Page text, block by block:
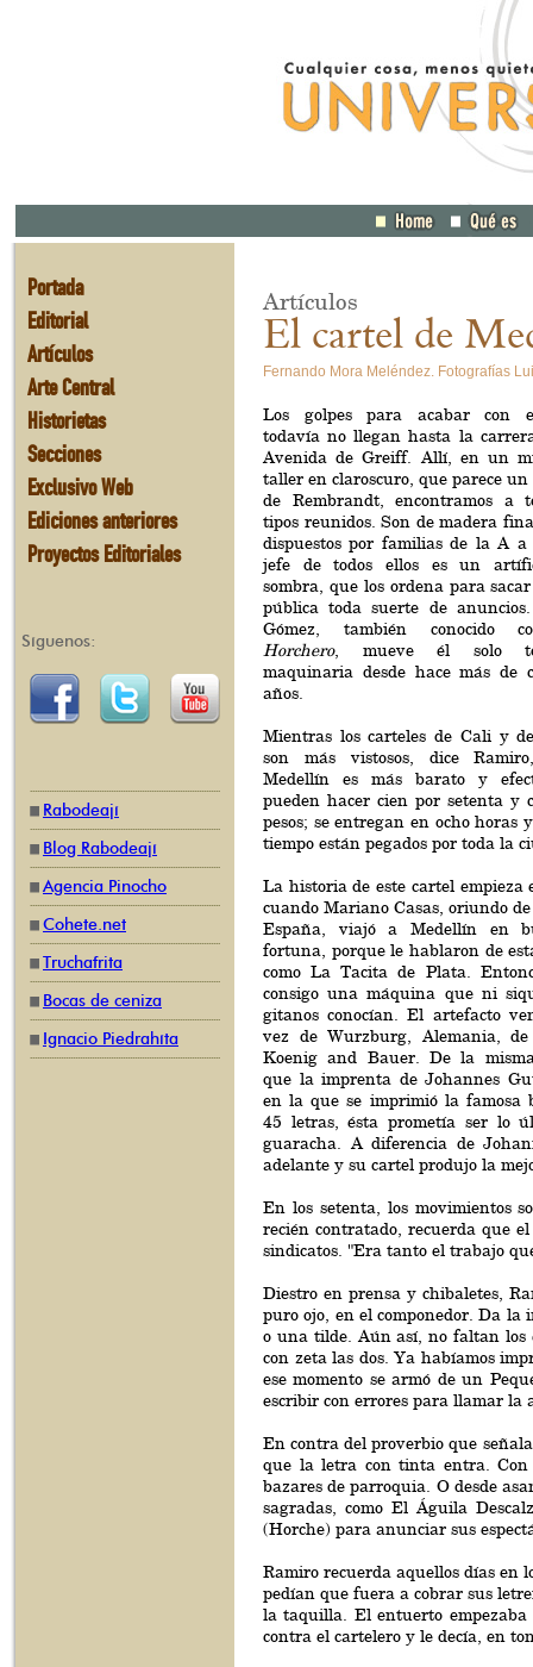
Portada
Editorial
Artículos
Arte Central
Historietas
Secciones
Exclusivo Web
Ediciones anteriores
Proyectos Editoriales
Síguenos:
Rabodeají
Blog Rabodeají
Agencia Pinocho
Cohete.net
Truchafrita
Bocas de ceniza
Ignacio Piedrahíta
Artículos
El cartel de
Fernando Mora Meléndez. Fotografías
Los golpes para acabar con
todavía no llegan hasta la
Avenida de Greiff. Allí, en un
taller en claroscuro, que parece un
de Rembrandt, encontramos a
tipos reunidos. Son de madera
dispuestos por familias de la A
jefe de todos ellos es un
sombra, que los ordena para
pública toda suerte de
Gómez, también conocido
Horchero, mueve él solo
maquinaria desde hace más de
años.
Mientras los carteles de Cali y
son más vistosos, dice
Medellín es más barato y
pueden hacer cien por setenta y
pesos; se entregan en ocho horas
tiempo están pegados por toda la
La historia de este cartel empieza
cuando Mariano Casas, oriundo
España, viajó a Medellín en
fortuna, porque le hablaron de
como La Tacita de Plata.
consigo una máquina que ni
gitanos conocían. El artefacto
vez de Wurzburg, Alemania,
Koenig and Bauer. De la
que la imprenta de Johannes
en la que se imprimió la famosa
45 letras, ésta prometía ser lo
guaracha. A diferencia de
adelante y su cartel produjo la
En los setenta, los movimientos
recién contratado, recuerda que
sindicatos. "Era tanto el trabajo
Diestro en prensa y chibaletes,
puro ojo, en el componedor. Da la
o una tilde. Aún así, no faltan los
con zeta las dos. Ya habíamos
ese momento se armó de un
escribir con errores para llamar la
En contra del proverbio que
que la letra con tinta entra. Con
bazares de parroquia. O desde
sagradas, como El Águila
(Horche) para anunciar sus
Ramiro recuerda aquellos días en
pedían que fuera a cobrar sus
la taquilla. El entuerto
contra el cartelero y le decía, en